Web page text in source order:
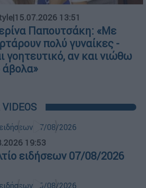
|15.07.2026 13:51
Παπουτσάκη: «Με
πολύ γυναίκες -
γοητευτικό, αν και νιώθω
άβολα»
VIDEOS
19:53
ειδήσεων 07/08/2026